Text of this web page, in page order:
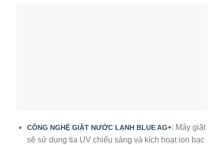
CÔNG NGHỆ GIẶT NƯỚC LẠNH BLUE AG+: Máy giặt
sẽ sử dụng tia UV chiếu sáng và kích hoạt ion bạc